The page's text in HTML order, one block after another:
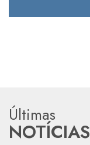
Últimas
NOTÍCIAS